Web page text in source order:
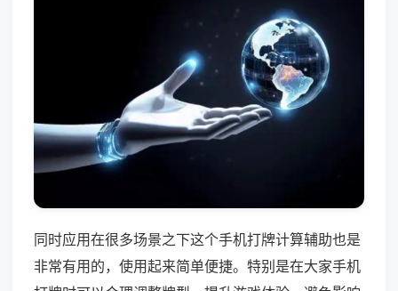
同时应用在很多场景之下这个手机打牌计算辅助也是
非常有用的，使用起来简单便捷。特别是在大家手机